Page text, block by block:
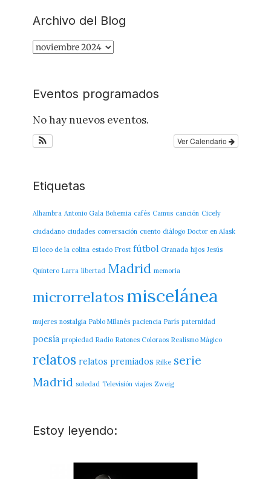
Archivo del Blog
Archivo
Eventos programados
No hay nuevos eventos.
Ver Calendario
Etiquetas
Alhambra Antonio Gala Bohemia cafés Camus canción Cicely
ciudadano ciudades conversación cuento diálogo Doctor en Alask
El loco de la colina estado Frost fútbol Granada hijos Jesús
Quintero Larra libertad Madrid memoria
microrrelatos miscelánea
mujeres nostalgia Pablo Milanés paciencia París paternidad
poesía propiedad Radio Ratones Coloraos Realismo Mágico
relatos relatos premiados Rilke serie
Madrid soledad Televisión viajes Zweig
Estoy leyendo: